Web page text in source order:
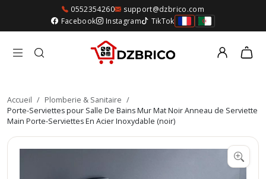
0552354260
support@dzbrico.com
Facebook
Instagram TikTok
Accueil / Plomberie & Sanitaire /
Porte-Serviettes pour Salle De Bains Mur Mat Noir Anneau de Serviette
Main Porte-Serviettes En Acier Inoxydable (noir)